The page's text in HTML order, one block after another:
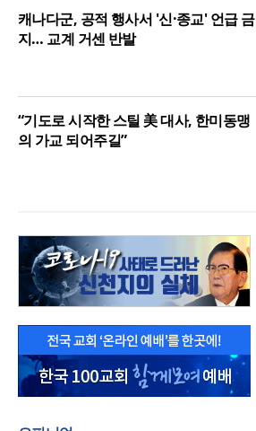
캐나다군, 공적 행사서 '신·종교' 언급 금
지… 교계 거센 반발
“기도로 시작한 스틸 美 대사, 한미동맹
의 가교 되어주길”